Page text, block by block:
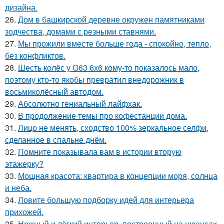
дизайна.
26. Дом в башкирской деревне окружен памятниками
зодчества, домами с резными ставнями.
27. Мы прожили вместе больше года - спокойно, тепло,
без конфликтов.
28. Шесть колёс у G63 6x6 кому-то показалось мало,
поэтому кто-то якобы превратил внедорожник в
восьмиколёсный автодом.
29. Абсолютно гениальный лайфхак.
30. В продолжение темы про кофестанции дома.
31. Лицо не менять, сходство 100% зеркальное селфи,
сделанное в спальне днём.
32. Помните показывала вам в истории вторую
этажерку?
33. Мощная красота: квартира в концепции моря, солнца
и неба.
34. Ловите большую подборку идей для интерьера
прихожей.